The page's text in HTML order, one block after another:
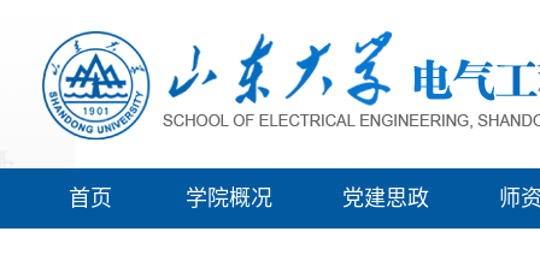
首页 学院概况 党建思政 师